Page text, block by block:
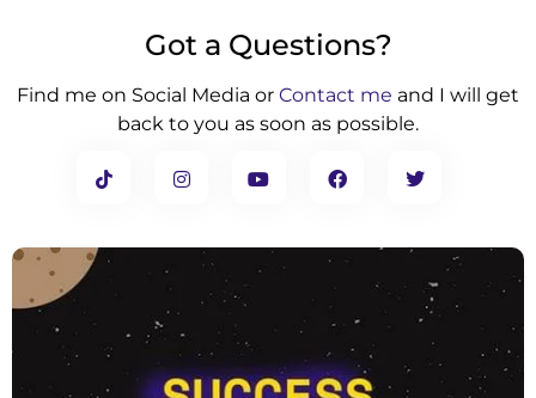
Got a Questions?
Find me on Social Media or Contact me and I will get
back to you as soon as possible.